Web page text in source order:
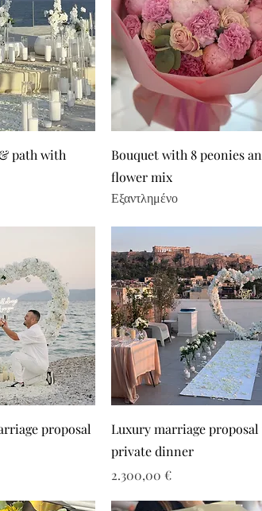
path with
Bouquet with 8 peonies
flower mix
Εξαντλημένο
proposal
Luxury marriage
private dinner
Τιμή
2.300,00 €